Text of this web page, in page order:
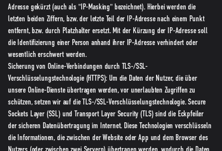
Adresse gekürzt (auch als "IP-Masking" bezeichnet). Hierbei werden die
letzten beiden Ziffern, bzw. der letzte Teil der IP-Adresse nach einem Punkt
entfernt, bzw. durch Platzhalter ersetzt. Mit der Kürzung der IP-Adresse soll
die Identifizierung einer Person anhand ihrer IP-Adresse verhindert oder
wesentlich erschwert werden.
Sicherung von Online-Verbindungen durch TLS-/SSL-
Verschlüsselungstechnologie (HTTPS): Um die Daten der Nutzer, die über
unsere Online-Dienste übertragen werden, vor unerlaubten Zugriffen zu
schützen, setzen wir auf die TLS-/SSL-Verschlüsselungstechnologie. Secure
Sockets Layer (SSL) und Transport Layer Security (TLS) sind die Eckpfeiler
der sicheren Datenübertragung im Internet. Diese Technologien verschlüsseln
die Informationen, die zwischen der Website oder App und dem Browser des